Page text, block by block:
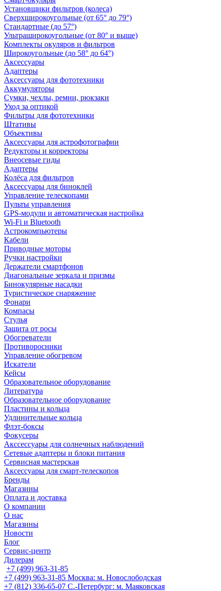
Установщики фильтров (колеса)
Сверхширокоугольные (от 65° до 79°)
Стандартные (до 57°)
Ультраширокоугольные (от 80° и выше)
Комплекты окуляров и фильтров
Широкоугольные (до 58° до 64°)
Аксессуары
Адаптеры
Аксессуары для фототехники
Аккумуляторы
Сумки, чехлы, ремни, рюкзаки
Уход за оптикой
Фильтры для фототехники
Штативы
Объективы
Аксессуары для астрофотографии
Редукторы и корректоры
Внеосевые гиды
Адаптеры
Колёса для фильтров
Аксессуары для биноклей
Управление телескопами
Пульты управления
GPS-модули и автоматическая настройка
Wi-Fi и Bluetooth
Астрокомпьютеры
Кабели
Приводные моторы
Ручки настройки
Держатели смартфонов
Диагональные зеркала и призмы
Бинокулярные насадки
Туристическое снаряжение
Фонари
Компасы
Стулья
Защита от росы
Обогреватели
Противоросники
Управление обогревом
Искатели
Кейсы
Образовательное оборудование
Литература
Образовательное оборудование
Пластины и кольца
Удлинительные кольца
Флэт-боксы
Фокусеры
Акссессуары для солнечных наблюдений
Сетевые адаптеры и блоки питания
Сервисная мастерская
Аксессуары для смарт-телескопов
Бренды
Магазины
Оплата и доставка
О компании
О нас
Магазины
Новости
Блог
Сервис-центр
Дилерам
+7 (499) 963-31-85
+7 (499) 963-31-85 Москва: м. Новослободская
+7 (812) 336-65-07 С.-Петербург: м. Маяковская